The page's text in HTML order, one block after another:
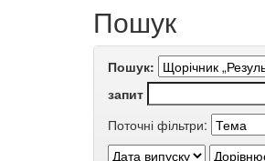
Пошук
Пошук:
запит
Поточні фільтри: